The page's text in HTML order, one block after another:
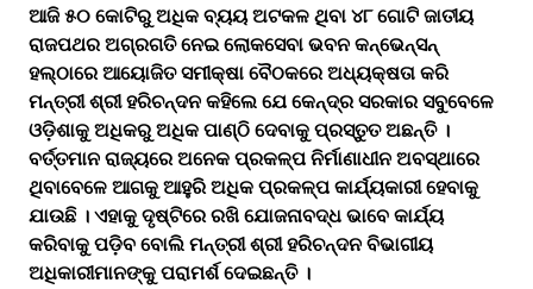
ଆଜି ୫୦ କୋଟିରୁ ଅଧିକ ବ୍ୟୟ ଅଟକଳ ଥିବା ୪୮ ଗୋଟି ଜାତୀୟ
ରାଜପଥର ଅଗ୍ରଗତି ନେଇ ଲୋକସେବା ଭବନ କନ୍‌ଭେନ୍‌ସନ୍‌
ହଲ୍‌ଠାରେ ଆୟୋଜିତ ସମୀକ୍ଷା ବୈଠକରେ ଅଧ୍ୟକ୍ଷତା କରି
ମନ୍ତ୍ରୀ ଶ୍ରୀ ହରିଚନ୍ଦନ କହିଲେ ଯେ କେନ୍ଦ୍ର ସରକାର ସବୁବେଳେ
ଓଡ଼ିଶାକୁ ଅଧିକରୁ ଅଧିକ ପାଣ୍ଠି ଦେବାକୁ ପ୍ରସ୍ତୁତ ଅଛନ୍ତି ।
ବର୍ତ୍ତମାନ ରାଜ୍ୟରେ ଅନେକ ପ୍ରକଳ୍ପ ନିର୍ମାଣାଧୀନ ଅବସ୍ଥାରେ
ଥିବାବେଳେ ଆଗକୁ ଆହୁରି ଅଧିକ ପ୍ରକଳ୍ପ କାର୍ଯ୍ୟକାରୀ ହେବାକୁ
ଯାଉଛି । ଏହାକୁ ଦୃଷ୍ଟିରେ ରଖି ଯୋଜନାବଦ୍ଧ ଭାବେ କାର୍ଯ୍ୟ
କରିବାକୁ ପଡ଼ିବ ବୋଲି ମନ୍ତ୍ରୀ ଶ୍ରୀ ହରିଚନ୍ଦନ ବିଭାଗୀୟ
ଅଧିକାରୀମାନଙ୍କୁ ପରାମର୍ଶ ଦେଇଛନ୍ତି ।